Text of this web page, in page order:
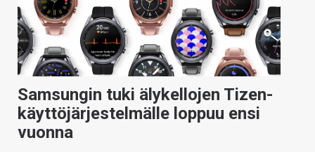
Samsungin tuki älykellojen Tizen-
käyttöjärjestelmälle loppuu ensi
vuonna